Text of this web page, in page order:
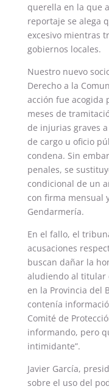
querella en la que
reportaje se alega
excesivo mientras
gobiernos locales.
Nuestro nuevo
Derecho a la
acción fue acogida
meses de
de injurias graves
de cargo u oficio
condena. Sin
penales, se
condicional de un
con firma mensual
Gendarmería.
En el fallo, el
acusaciones
buscan dañar la
aludiendo al titular
en la Provincia del
contenía
Comité de
informando, pero
intimidante”.
Javier García,
sobre el uso del